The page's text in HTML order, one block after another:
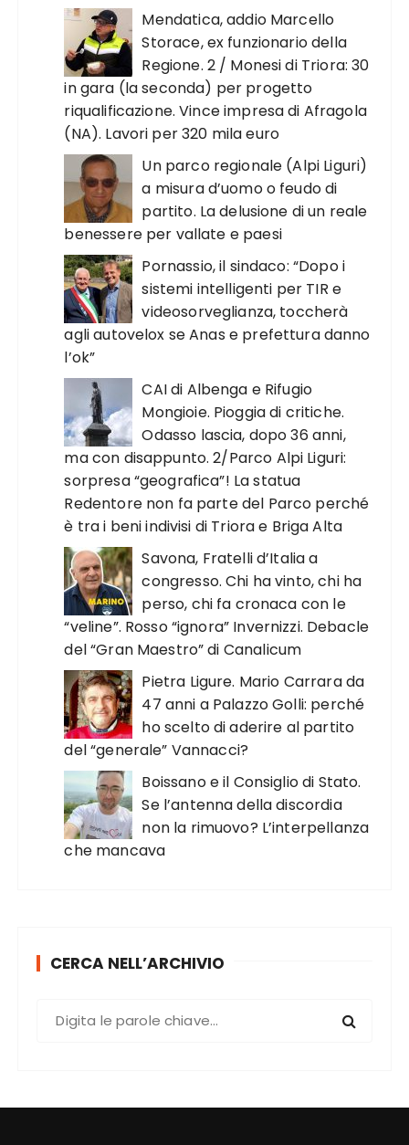
Mendatica, addio Marcello
Storace, ex funzionario della
Regione. 2 / Monesi di Triora: 30
in gara (la seconda) per progetto
riqualificazione. Vince impresa di Afragola
(NA). Lavori per 320 mila euro
Un parco regionale (Alpi Liguri)
a misura d’uomo o feudo di
partito. La delusione di un reale
benessere per vallate e paesi
Pornassio, il sindaco: “Dopo i
sistemi intelligenti per TIR e
videosorveglianza, toccherà
agli autovelox se Anas e prefettura danno
l’ok”
CAI di Albenga e Rifugio
Mongioie. Pioggia di critiche.
Odasso lascia, dopo 36 anni,
ma con disappunto. 2/Parco Alpi Liguri:
sorpresa “geografica”! La statua
Redentore non fa parte del Parco perché
è tra i beni indivisi di Triora e Briga Alta
Savona, Fratelli d’Italia a
congresso. Chi ha vinto, chi ha
perso, chi fa cronaca con le
“veline”. Rosso “ignora” Invernizzi. Debacle
del “Gran Maestro” di Canalicum
Pietra Ligure. Mario Carrara da
47 anni a Palazzo Golli: perché
ho scelto di aderire al partito
del “generale” Vannacci?
Boissano e il Consiglio di Stato.
Se l’antenna della discordia
non la rimuovo? L’interpellanza
che mancava
CERCA NELL’ARCHIVIO